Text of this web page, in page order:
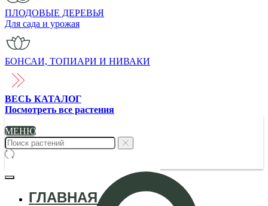
ПЛОДОВЫЕ ДЕРЕВЬЯ
Для сада и урожая
БОНСАИ, ТОПИАРИ И НИВАКИ
ВЕСЬ КАТАЛОГ
Посмотреть все растения
МЕНЮ
ГЛАВНАЯ